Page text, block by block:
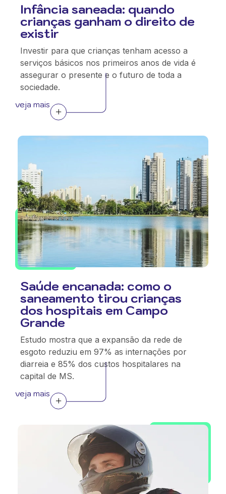
Infância saneada: quando
crianças ganham o direito de
existir
Investir para que crianças tenham acesso a
serviços básicos nos primeiros anos de vida é
assegurar o presente e o futuro de toda a
sociedade.
veja mais
Saúde encanada: como o
saneamento tirou crianças
dos hospitais em Campo
Grande
Estudo mostra que a expansão da rede de
esgoto reduziu em 97% as internações por
diarreia e 85% dos custos hospitalares na
capital de MS.
veja mais